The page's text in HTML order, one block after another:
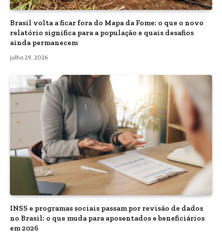
Brasil volta a ficar fora do Mapa da Fome: o que o novo
relatório significa para a população e quais desafios
ainda permanecem
julho 29, 2026
INSS e programas sociais passam por revisão de dados
no Brasil: o que muda para aposentados e beneficiários
em 2026